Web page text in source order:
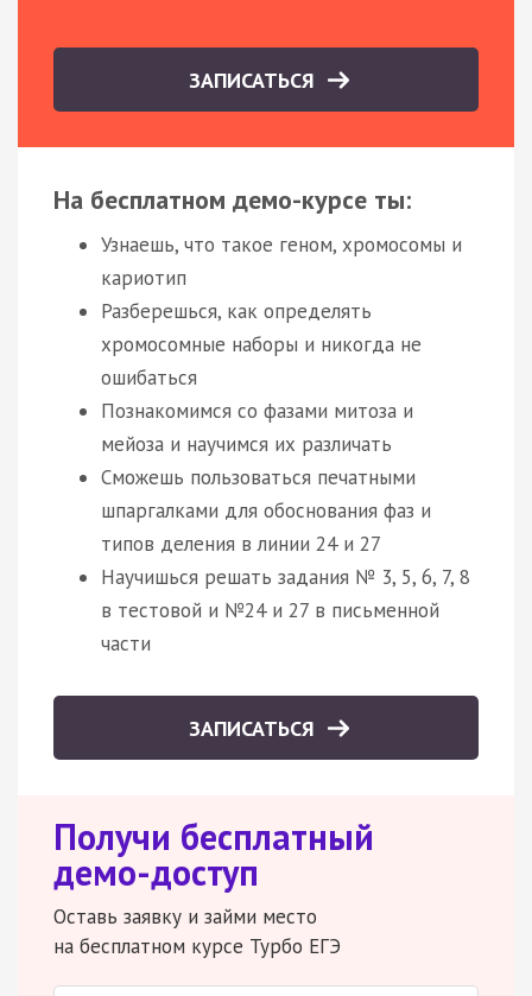
ЗАПИСАТЬСЯ
На бесплатном демо-курсе ты:
Узнаешь, что такое геном, хромосомы и
кариотип
Разберешься, как определять
хромосомные наборы и никогда не
ошибаться
Познакомимся со фазами митоза и
мейоза и научимся их различать
Сможешь пользоваться печатными
шпаргалками для обоснования фаз и
типов деления в линии 24 и 27
Научишься решать задания № 3, 5, 6, 7, 8
в тестовой и №24 и 27 в письменной
части
ЗАПИСАТЬСЯ
Получи бесплатный
демо-доступ
Оставь заявку и займи место
на бесплатном курсе Турбо ЕГЭ